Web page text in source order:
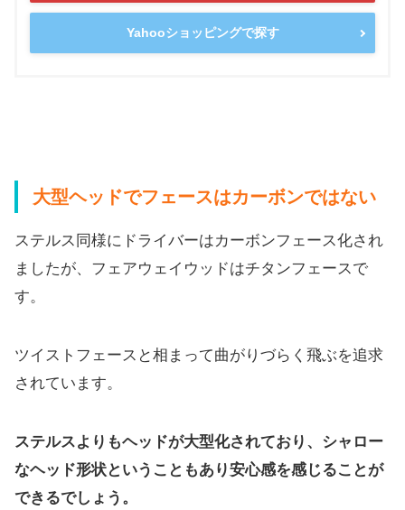
Yahooショッピングで探す
大型ヘッドでフェースはカーボンではない
ステルス同様にドライバーはカーボンフェース化され
ましたが、 フェアウェイウッドはチタンフェースで
す。
ツイストフェースと相まって曲がりづらく飛ぶを追求
されています。
ステルスよりもヘッドが大型化されており、シャロー
なヘッド形状ということもあり安心感を感じることが
できるでしょう。